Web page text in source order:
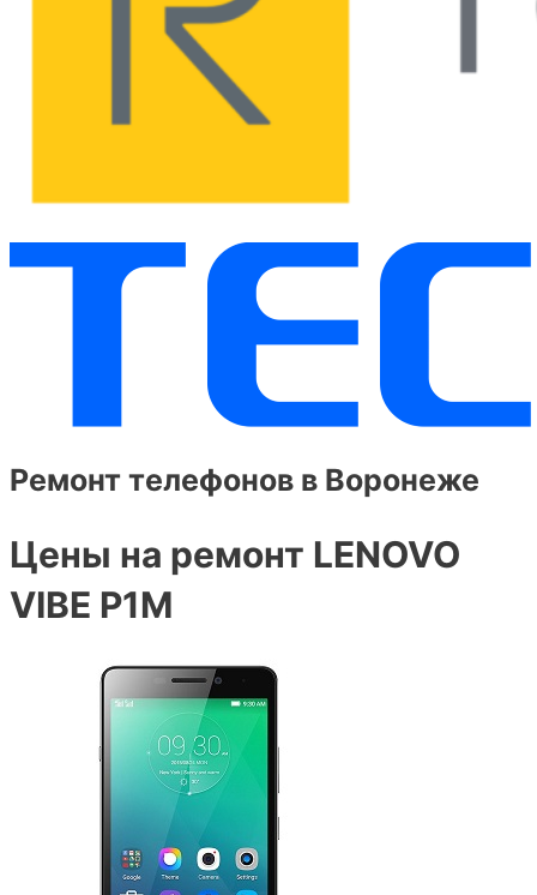
Ремонт телефонов в Воронеже
Цены на ремонт LENOVO
VIBE P1M